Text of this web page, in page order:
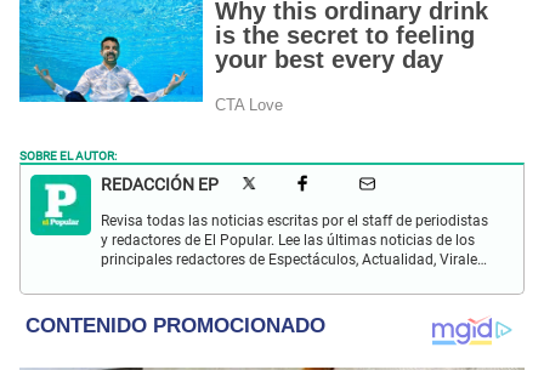
SOBRE EL AUTOR:
REDACCIÓN EP
Revisa todas las noticias escritas por el staff de periodistas
y redactores de El Popular. Lee las últimas noticias de los
principales redactores de Espectáculos, Actualidad, Virales,